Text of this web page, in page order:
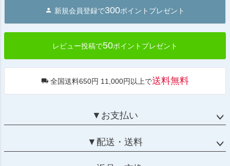
へ
新規会員登録で300ポイントプレゼント
レビュー投稿で50ポイントプレゼント
全国送料650円 11,000円以上で送料無料
▼お支払い
▼配送・送料